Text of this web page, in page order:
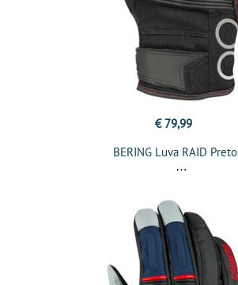
€ 79,99
BERING Luva RAID Preto